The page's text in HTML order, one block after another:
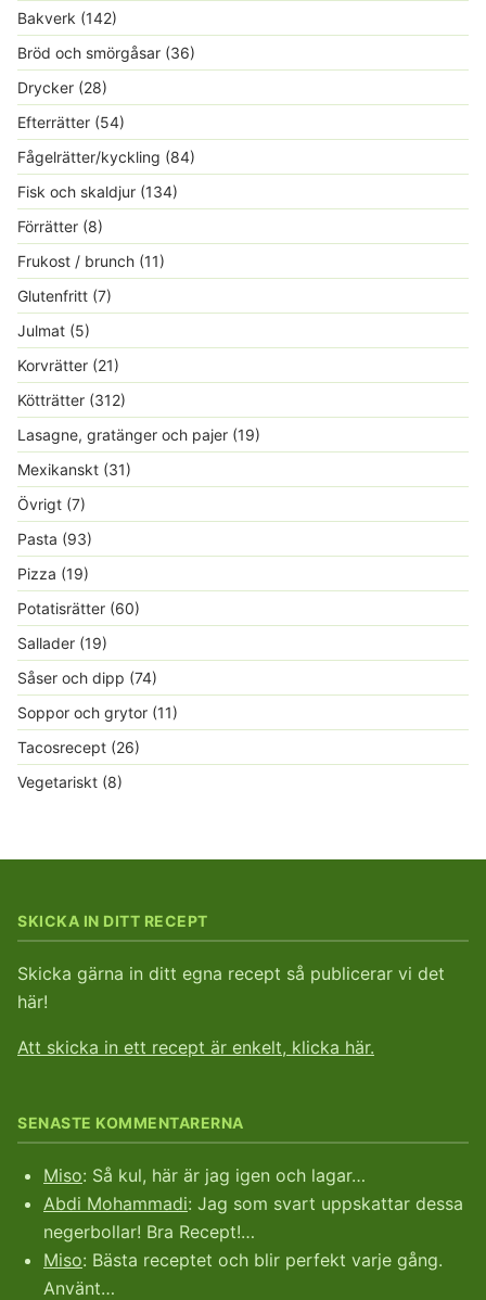
Bakverk (142)
Bröd och smörgåsar (36)
Drycker (28)
Efterrätter (54)
Fågelrätter/kyckling (84)
Fisk och skaldjur (134)
Förrätter (8)
Frukost / brunch (11)
Glutenfritt (7)
Julmat (5)
Korvrätter (21)
Kötträtter (312)
Lasagne, gratänger och pajer (19)
Mexikanskt (31)
Övrigt (7)
Pasta (93)
Pizza (19)
Potatisrätter (60)
Sallader (19)
Såser och dipp (74)
Soppor och grytor (11)
Tacosrecept (26)
Vegetariskt (8)
SKICKA IN DITT RECEPT
Skicka gärna in ditt egna recept så publicerar vi det
här!
Att skicka in ett recept är enkelt, klicka här.
SENASTE KOMMENTARERNA
Miso: Så kul, här är jag igen och lagar…
Abdi Mohammadi: Jag som svart uppskattar dessa
negerbollar! Bra Recept!…
Miso: Bästa receptet och blir perfekt varje gång.
Använt…